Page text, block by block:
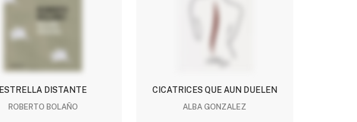
ESTRELLA DISTANTE
ROBERTO BOLAÑO
CICATRICES QUE AUN DUELEN
ALBA GONZALEZ